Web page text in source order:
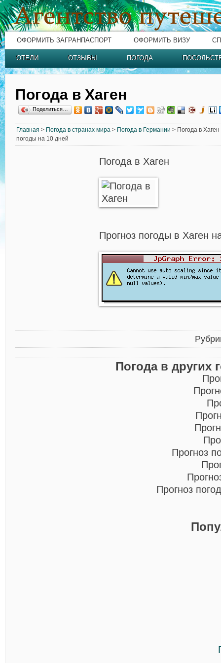
ОФОРМИТЬ ЗАГРАНПАСПОРТ ОФОРМИТЬ ВИЗУ
ОТЕЛИ ОТЗЫВЫ ПОГОДА
Погода в Хаген
Поделиться…
Главная > Погода в странах мира > Погода в Германии > Погода в
погоды на 10 дней
Погода в Хаген
Прогноз погоды в Хаген
Погода в других
Прогноз
Прогноз